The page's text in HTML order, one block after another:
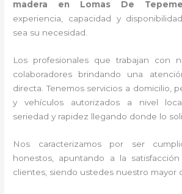
madera en Lomas De
experiencia, capacidad y
sea su necesidad.
Los profesionales que trabajan con
colaboradores brindando una
directa. Tenemos servicios a domicilio,
y vehículos autorizados a nivel
seriedad y rapidez llegando donde lo
Nos caracterizamos por ser
honestos, apuntando a la
clientes, siendo ustedes nuestro mayor